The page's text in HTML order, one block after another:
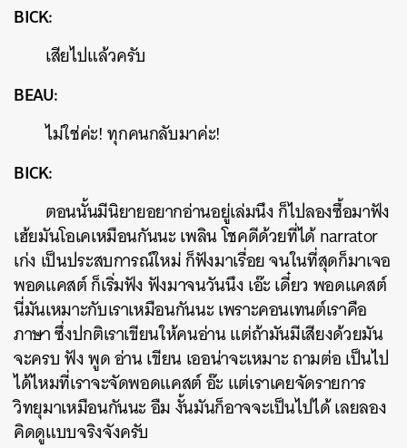
BICK:
เสียไปแล้วครับ
BEAU:
ไม่ใช่ค่ะ! ทุกคนกลับมาค่ะ!
BICK:
ตอนนั้นมีนิยายอยากอ่านอยู่เล่มนึง ก็ไปลองซื้อมาฟัง
เฮ้ยมันโอเคเหมือนกันนะ เพลิน โชคดีด้วยที่ได้ narrator
เก่ง เป็นประสบการณ์ใหม่ ก็ฟังมาเรื่อย จนในที่สุดก็มาเจอ
พอดแคสต์ ก็เริ่มฟัง ฟังมาจนวันนึง เอ๊ะ เดี๋ยว พอดแคสต์
นี่มันเหมาะกับเราเหมือนกันนะ เพราะคอนเทนต์เราคือ
ภาษา ซึ่งปกติเราเขียนให้คนอ่าน แต่ถ้ามันมีเสียงด้วยมัน
จะครบ ฟัง พูด อ่าน เขียน เออน่าจะเหมาะ ถามต่อ เป็นไป
ได้ไหมที่เราจะจัดพอดแคสต์ อ๊ะ แต่เราเคยจัดรายการ
วิทยุมาเหมือนกันนะ อืม งั้นมันก็อาจจะเป็นไปได้ เลยลอง
คิดดูแบบจริงจังครับ